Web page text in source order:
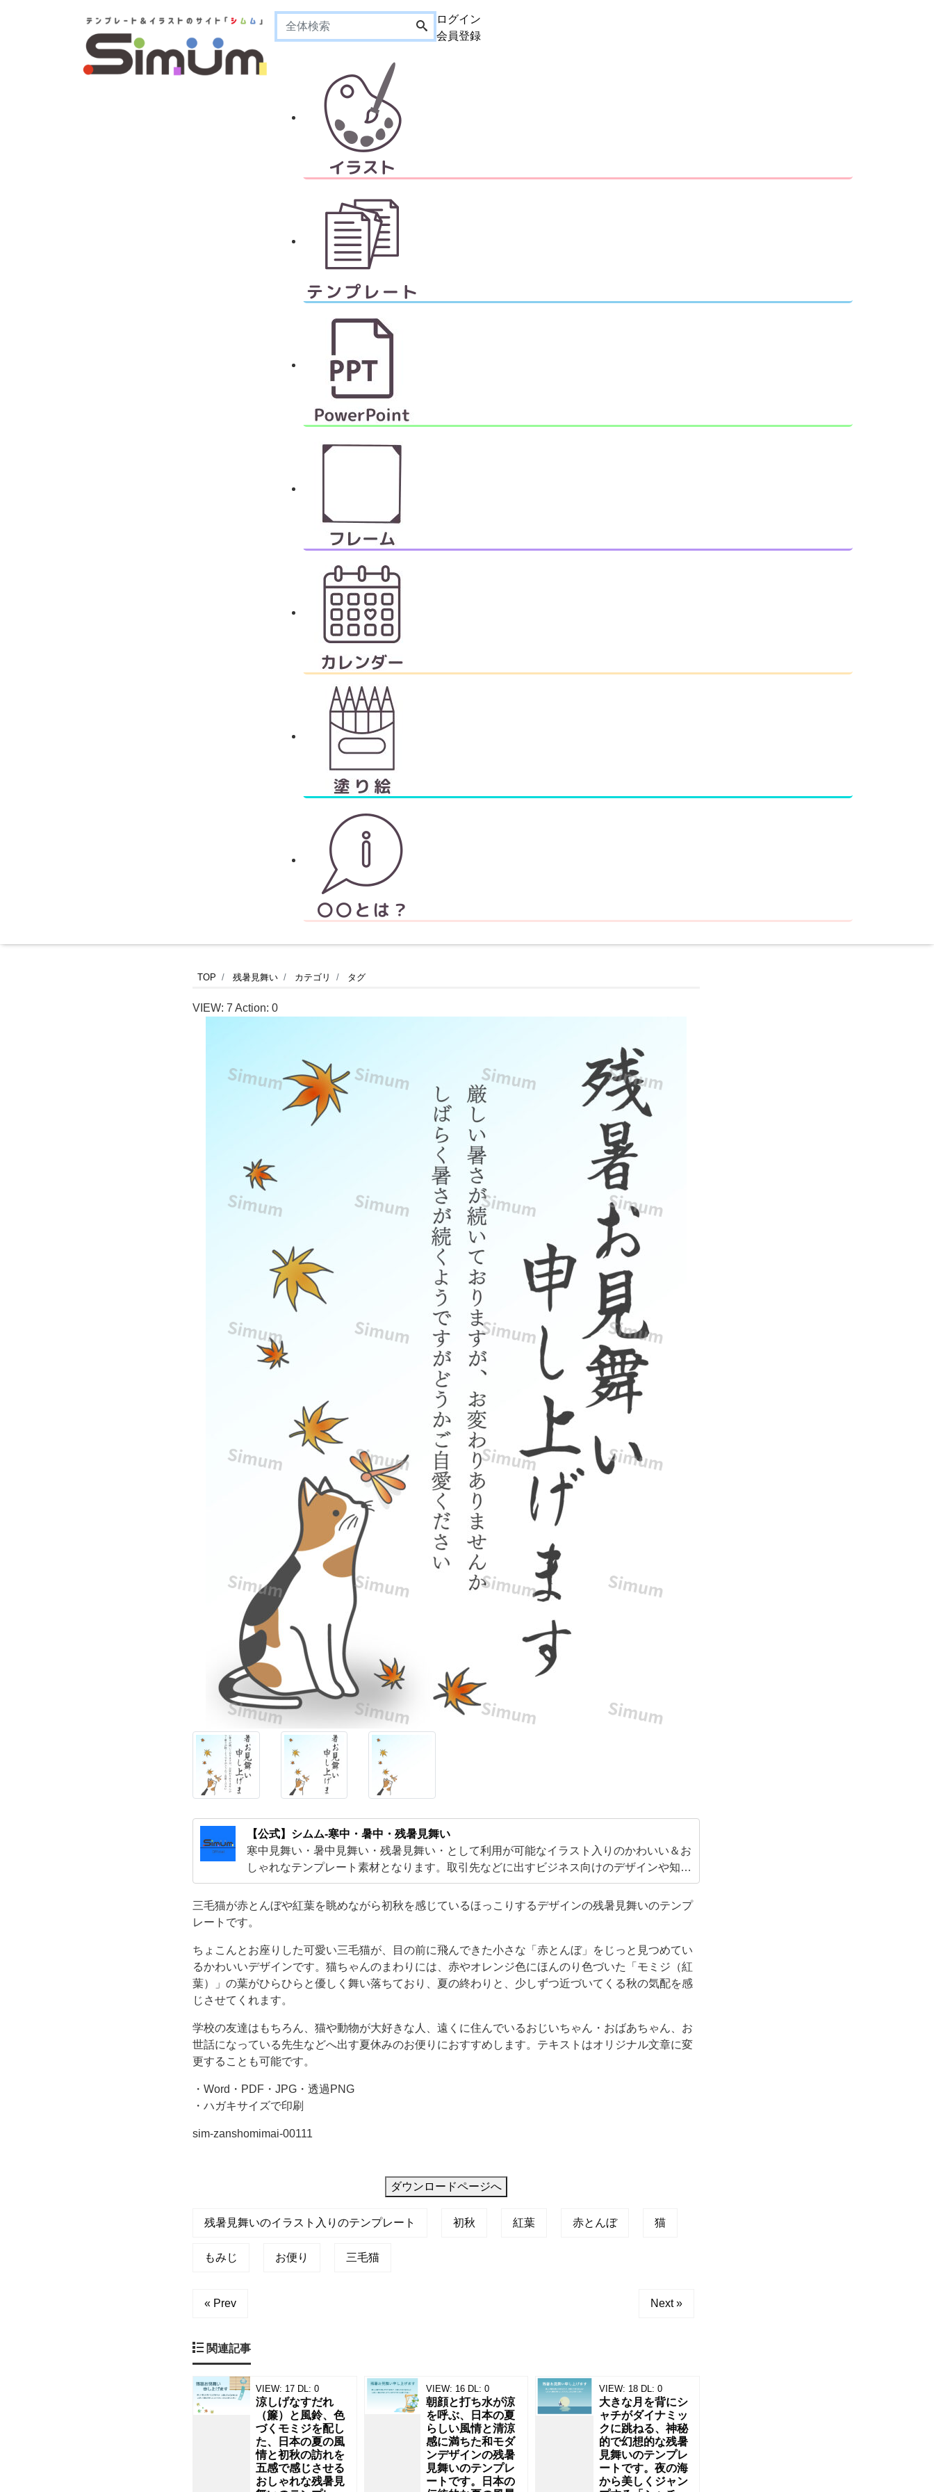
ログイン
会員登録
三
毛
じ
い
る
ほ
っ
こ
り
す
る
デ
ザ
イ
ン
暑
見
の
テ
ン
TOP 残暑見舞い カテゴリ タグ
VIEW: 7 Action: 0
【公式】シムム-寒中・暑中・残暑見舞い
寒中見舞い・暑中見舞い・残暑見舞い・として利用が可能なイラスト入りのかわいい＆お
しゃれなテンプレート素材となります。取引先などに出すビジネス向けのデザインや知
人・友人・先輩・上司などに出す素材として利用する事が可能です。 多くのデザインが
ございますので、お好きなデザインをダウンロードし利用する事が出
三毛猫が赤とんぼや紅葉を眺めながら初秋を感じているほっこりするデザインの残暑見舞いのテンプ
レートです。
ちょこんとお座りした可愛い三毛猫が、目の前に飛んできた小さな「赤とんぼ」をじっと見つめてい
るかわいいデザインです。猫ちゃんのまわりには、赤やオレンジ色にほんのり色づいた「モミジ（紅
葉）」の葉がひらひらと優しく舞い落ちており、夏の終わりと、少しずつ近づいてくる秋の気配を感
じさせてくれます。
学校の友達はもちろん、猫や動物が大好きな人、遠くに住んでいるおじいちゃん・おばあちゃん、お
世話になっている先生などへ出す夏休みのお便りにおすすめします。テキストはオリジナル文章に変
更することも可能です。
・Word・PDF・JPG・透過PNG
・ハガキサイズで印刷
sim-zanshomimai-00111
ダウンロードページへ
残暑見舞いのイラスト入りのテンプレート 初秋 紅葉 赤とんぼ 猫
もみじ お便り 三毛猫
« Prev Next »
関連記事
VIEW: 17 DL: 0
涼しげなすだれ
（簾）と風鈴、色
づくモミジを配し
た、日本の夏の風
情と初秋の訪れを
五感で感じさせる
おしゃれな残暑見
VIEW: 16 DL: 0
朝顔と打ち水が涼
を呼ぶ、日本の夏
らしい風情と清涼
感に満ちた和モダ
ンデザインの残暑
見舞いのテンプレ
ートです。日本の
VIEW: 18 DL: 0
大きな月を背にシ
ャチがダイナミッ
クに跳ねる、神秘
的で幻想的な残暑
見舞いのテンプレ
ートです。夜の海
から美しくジャン